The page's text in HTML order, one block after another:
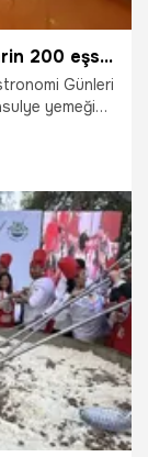
Kayseri’de Gastronomi Günleri! Şehrin 200 eşsiz lezzeti ve 1 ton pastırmalı kuru fasulye ikramı
Günleri
yemeği